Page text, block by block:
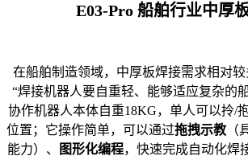
E03-Pro 船舶行业中厚
在船舶制造领域，中厚板焊接需求相对
“焊接机器人要自重轻、能够适应复杂的
协作机器人本体自重18KG，单人可以拎/
位置；它操作简单，可以通过拖拽示教 （
能力）、
图形化编程，快速完成自动化焊